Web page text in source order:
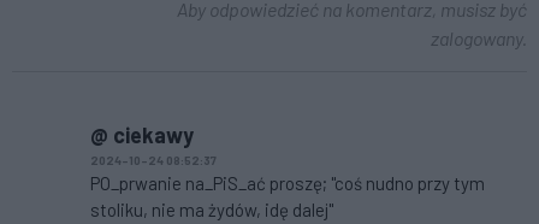
Aby odpowiedzieć na komentarz, musisz być
zalogowany.
@ ciekawy
2024-10-24 08:52:37
PO_prwanie na_PiS_ać proszę; "coś nudno przy tym
stoliku, nie ma żydów, idę dalej"